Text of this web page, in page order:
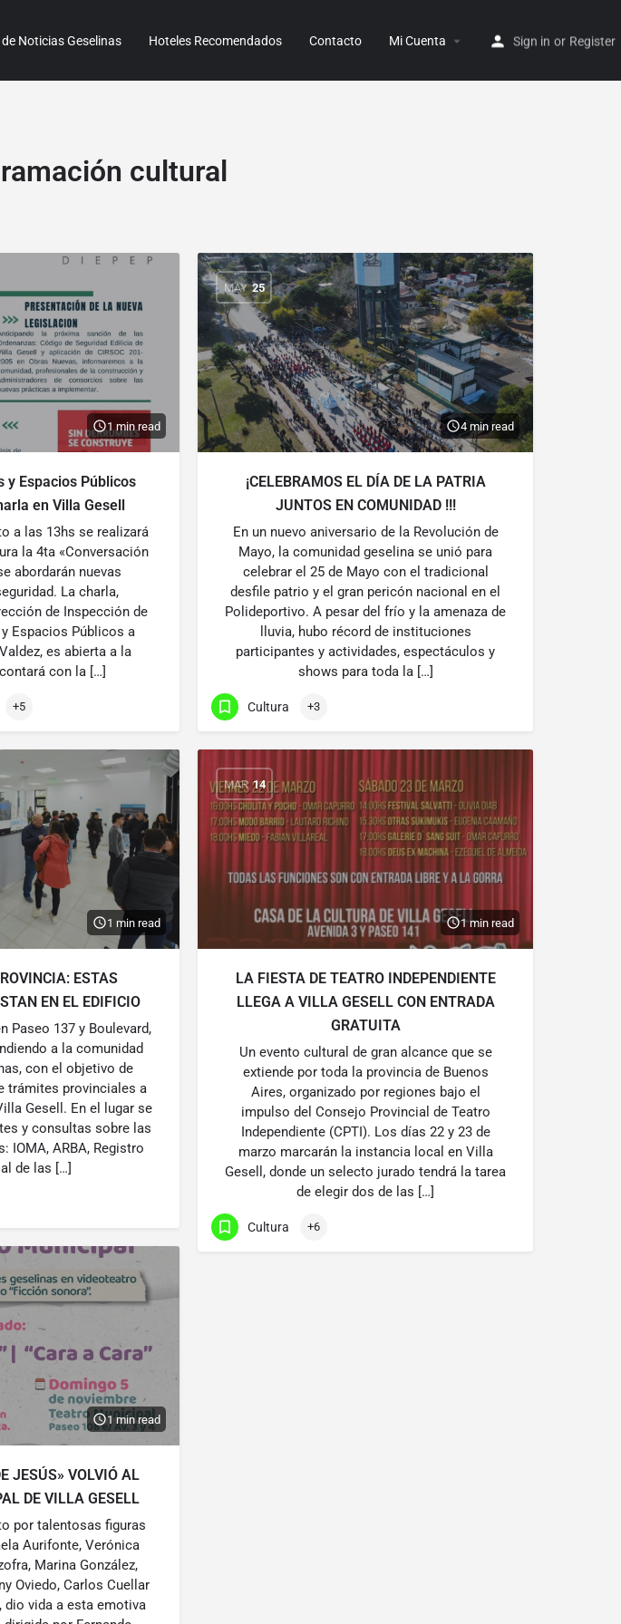
Noticias Geselinas Hoteles Recomendados Contacto Mi Cuenta Sign in or Register
cultural
1 min read
y Espacios Públicos
en Villa Gesell
a las 13hs se realizará
la 4ta «Conversación
abordarán nuevas
La charla,
de Inspección de
Espacios Públicos a
es abierta a la
con la […]
+5
MAY 25
4 min read
¡CELEBRAMOS EL DÍA DE LA PATRIA
JUNTOS EN COMUNIDAD !!!
En un nuevo aniversario de la Revolución de
Mayo, la comunidad geselina se unió para
celebrar el 25 de Mayo con el tradicional
desfile patrio y el gran pericón nacional en el
Polideportivo. A pesar del frío y la amenaza de
lluvia, hubo récord de instituciones
participantes y actividades, espectáculos y
shows para toda la […]
Cultura +3
1 min read
ESTAS
EN EL EDIFICIO
Paseo 137 y Boulevard,
a la comunidad
con el objetivo de
trámites provinciales a
Gesell. En el lugar se
y consultas sobre las
IOMA, ARBA, Registro
de las […]
MAR 14
1 min read
LA FIESTA DE TEATRO INDEPENDIENTE
LLEGA A VILLA GESELL CON ENTRADA
GRATUITA
Un evento cultural de gran alcance que se
extiende por toda la provincia de Buenos
Aires, organizado por regiones bajo el
impulso del Consejo Provincial de Teatro
Independiente (CPTI). Los días 22 y 23 de
marzo marcarán la instancia local en Villa
Gesell, donde un selecto jurado tendrá la tarea
de elegir dos de las […]
Cultura +6
1 min read
JESÚS» VOLVIÓ AL
DE VILLA GESELL
por talentosas figuras
Aurifonte, Verónica
Marina González,
Oviedo, Carlos Cuellar
dio vida a esta emotiva